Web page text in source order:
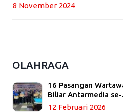
8 November 2024
OLAHRAGA
16 Pasangan
Biliar Antarmedia
12 Februari 2026